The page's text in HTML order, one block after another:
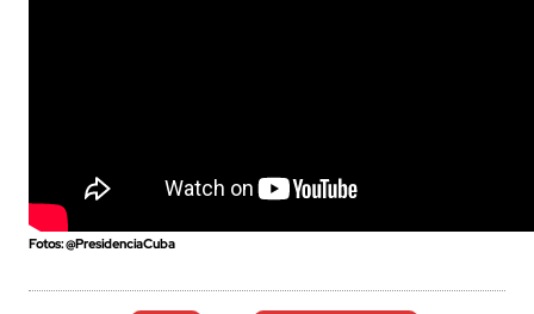
Fotos: @PresidenciaCuba